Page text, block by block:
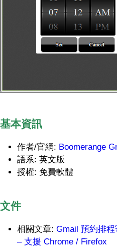
基本資訊
作者/官網: Boomerange
語系: 英文版
授權: 免費軟體
文件
相關文章:Gmail 預約排
– 支援 Chrome / Firefox